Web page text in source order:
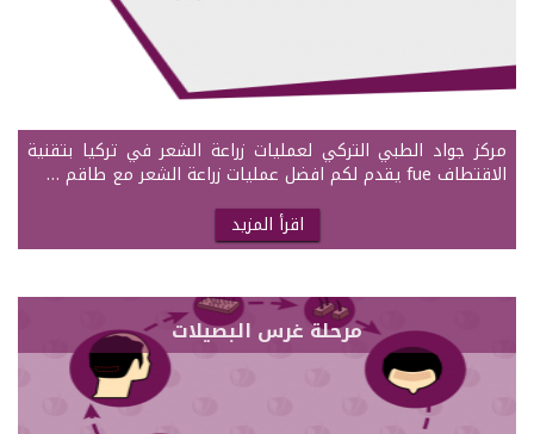
مركز جواد الطبي التركي لعمليات زراعة الشعر في تركيا بتقنية
الاقتطاف fue يقدم لكم افضل عمليات زراعة الشعر مع طاقم …
اقرأ المزيد
مرحلة غرس البصيلات